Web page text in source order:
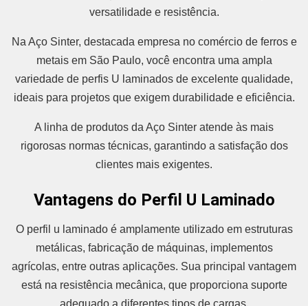
versatilidade e resistência.
Na Aço Sinter, destacada empresa no comércio de ferros e
metais em São Paulo, você encontra uma ampla
variedade de perfis U laminados de excelente qualidade,
ideais para projetos que exigem durabilidade e eficiência.
A linha de produtos da Aço Sinter atende às mais
rigorosas normas técnicas, garantindo a satisfação dos
clientes mais exigentes.
Vantagens do Perfil U Laminado
O perfil u laminado é amplamente utilizado em estruturas
metálicas, fabricação de máquinas, implementos
agrícolas, entre outras aplicações. Sua principal vantagem
está na resistência mecânica, que proporciona suporte
adequado a diferentes tipos de cargas.